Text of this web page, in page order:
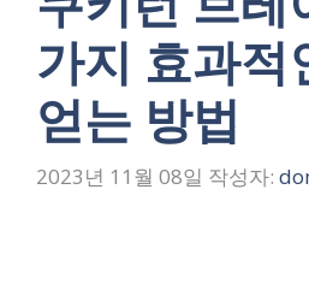
가지 효과적
얻는 방법
2023년 11월 08일 작성자: